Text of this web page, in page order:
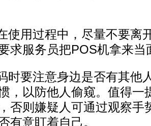
用过程中，尽量不要离
求服务员把POS机拿来当
要注意身边是否有其他
，以防他人偷窥。值得一
否则嫌疑人可通过观察手
有意盯着自己。